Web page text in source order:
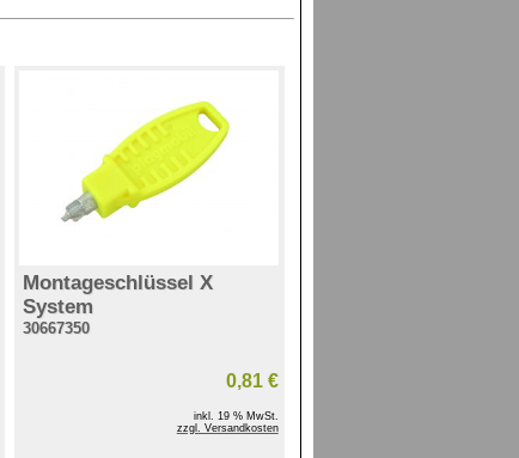
Montageschlüssel X
System
30667350
0,81 €
inkl. 19 % MwSt.
zzgl. Versandkosten